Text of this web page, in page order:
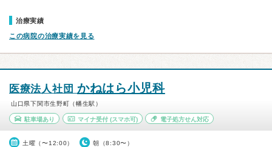
治療実績
この病院の治療実績を見る
医療法人社団 かねはら小児科
山口県下関市生野町（幡生駅）
駐車場あり マイナ受付(スマホ可) 電子処方せん対応
土曜（〜12:00） 朝（8:30〜）